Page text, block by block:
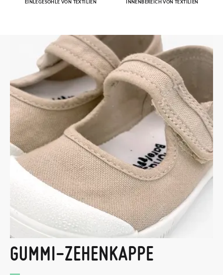
EINLEGESOHLE VON TEXTILIEN INNENBEREICH VON TEXTILIEN
GUMMI-ZEHENKAPPE